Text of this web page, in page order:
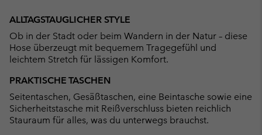
ALLTAGSTAUGLICHER STYLE
Ob in der Stadt oder beim Wandern in der Natur – diese
Hose überzeugt mit bequemem Tragegefühl und
leichtem Stretch für lässigen Komfort.
PRAKTISCHE TASCHEN
Seitentaschen, Gesäßtaschen, eine Beintasche sowie eine
Sicherheitstasche mit Reißverschluss bieten reichlich
Stauraum für alles, was du unterwegs brauchst.